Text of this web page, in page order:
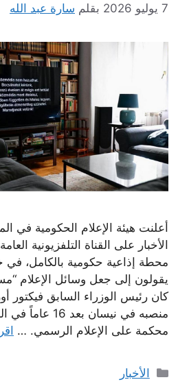
7 يوليو 2026 بقلم سارة عبد الله
أعلنت هيئة الإعلام الحكومية في
الأخبار على القناة التلفزيونية
محطة إذاعية حكومية بالكامل،
يقولون إلى جعل وسائل الإعلام
كان رئيس الوزراء السابق فيكتور
منصبه في نيسان
محكمة على الإعلام الرسمي. …
التصنيفات
الأخبار